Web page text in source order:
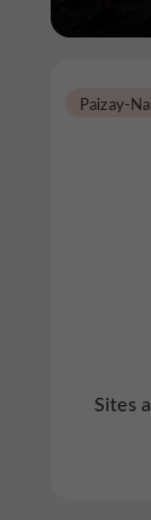
Paizay-
Sites